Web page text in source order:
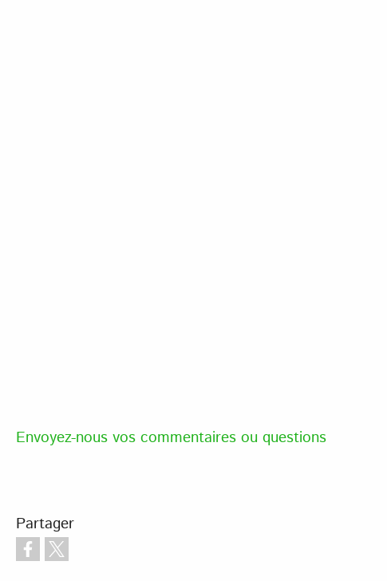
Envoyez-nous vos commentaires ou questions
Partager